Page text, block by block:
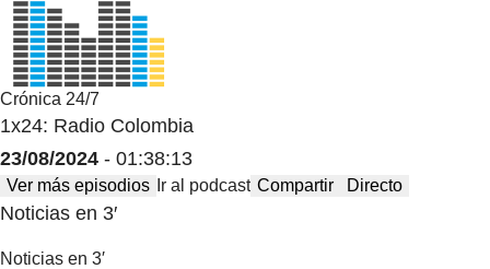
Crónica 24/7
1x24: Radio Colombia
23/08/2024 - 01:38:13
Ver más episodios Ir al podcast Compartir Directo
Noticias en 3′
Noticias en 3′